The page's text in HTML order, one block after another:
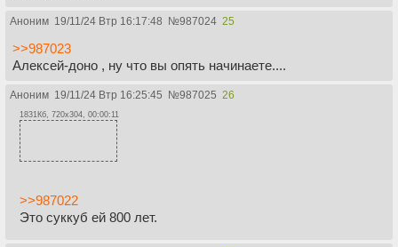
Аноним 19/11/24 Втр 16:17:48 №987024 25
>>987023
Алексей-доно , ну что вы опять начинаете....
Аноним 19/11/24 Втр 16:25:45 №987025 26
1831Кб, 720x304, 00:00:11
>>987022
Это суккуб ей 800 лет.